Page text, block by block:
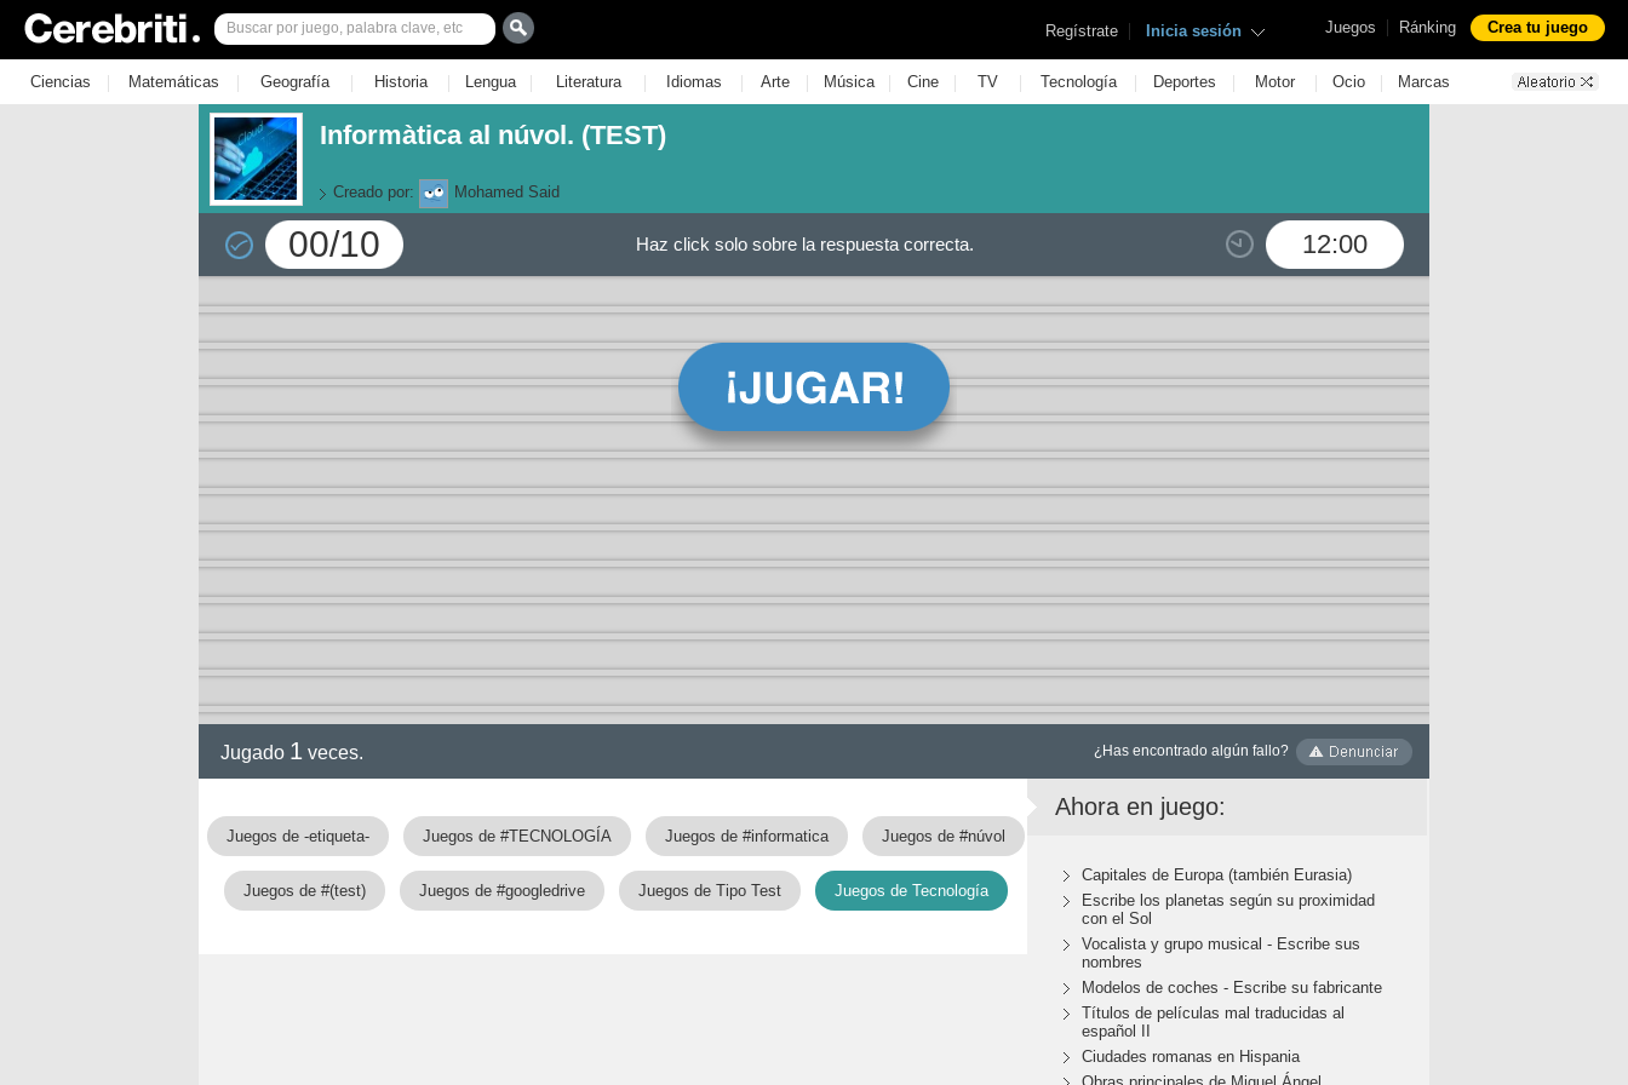
Juegos | Ránking Crea tu juego
Regístrate | Inicia sesión
Ciencias | Matemáticas | Geografía | Historia | Lengua | Literatura | Idiomas | Arte | Música | Cine | TV | Tecnología | Deportes | Motor | Ocio | Marcas
Informàtica al núvol. (TEST)
Creado por: Mohamed Said
00/10 12:00
Haz click solo sobre la respuesta correcta.
Jugado 1 veces. ¿Has encontrado algún fallo?
Juegos de -etiqueta- Juegos de #TECNOLOGÍA Juegos de #informatica Juegos de #núvol
Juegos de #(test) Juegos de #googledrive Juegos de Tipo Test Juegos de Tecnología
Ahora en juego:
Capitales de Europa (también Eurasia)
Escribe los planetas según su proximidad
con el Sol
Vocalista y grupo musical - Escribe sus
nombres
Modelos de coches - Escribe su fabricante
Títulos de películas mal traducidas al
español II
Ciudades romanas en Hispania